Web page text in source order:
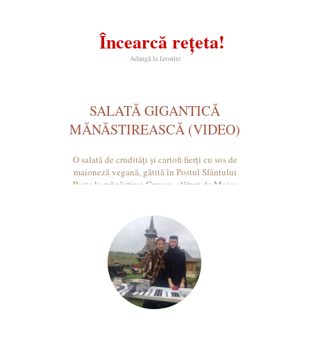
Încearcă rețeta!
Adaugă la favorite
SALATĂ GIGANTICĂ
MĂNĂSTIREASCĂ (VIDEO)
O salată de crudități și cartofi fierți cu sos de
maioneză vegană, gătită în Postul Sfântului
Paște la mănăstirea Crucea, alături de Maica